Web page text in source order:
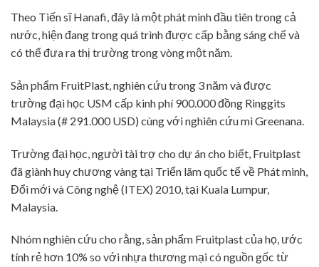
Theo Tiến sĩ Hanafi, đây là một phát minh đầu tiên trong cả
nước, hiện đang trong quá trình được cấp bằng sáng chế và
có thể đưa ra thị trường trong vòng một năm.
Sản phẩm FruitPlast, nghiên cứu trong 3 năm và được
trường đại học USM cấp kinh phí 900.000 đồng Ringgits
Malaysia (# 291.000 USD) cùng với nghiên cứu mì Greenana.
Trường đại học, người tài trợ cho dự án cho biết, Fruitplast
đã giành huy chương vàng tại Triển lãm quốc tế về Phát minh,
Đổi mới và Công nghệ (ITEX) 2010, tại Kuala Lumpur,
Malaysia.
Nhóm nghiên cứu cho rằng, sản phẩm Fruitplast của họ, ước
tính rẻ hơn 10% so với nhựa thương mại có nguồn gốc từ